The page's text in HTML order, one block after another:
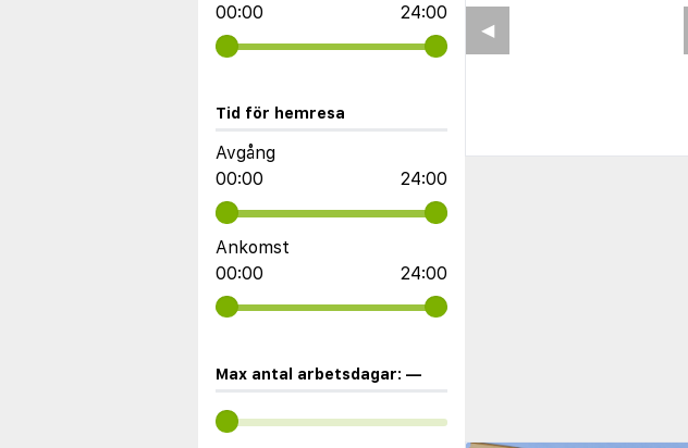
00:00
24:00
Tid för hemresa
Avgång
00:00
24:00
Ankomst
00:00
24:00
Max antal arbetsdagar: —